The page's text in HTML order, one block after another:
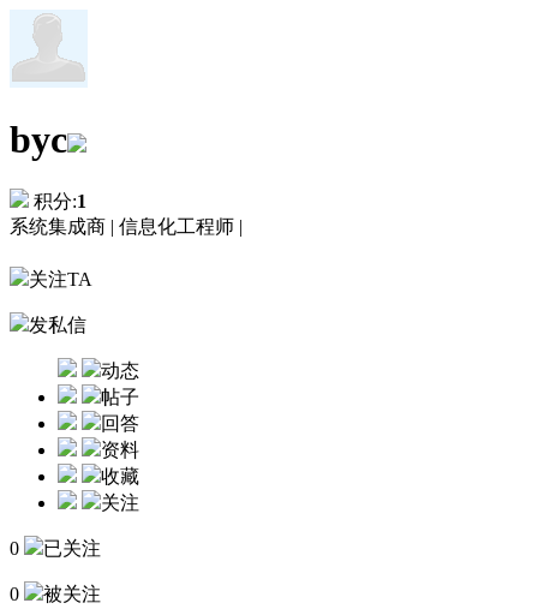
byc
积分:1
系统集成商 | 信息化工程师 |
关注TA
发私信
动态
帖子
回答
资料
收藏
关注
0 已关注
0 被关注